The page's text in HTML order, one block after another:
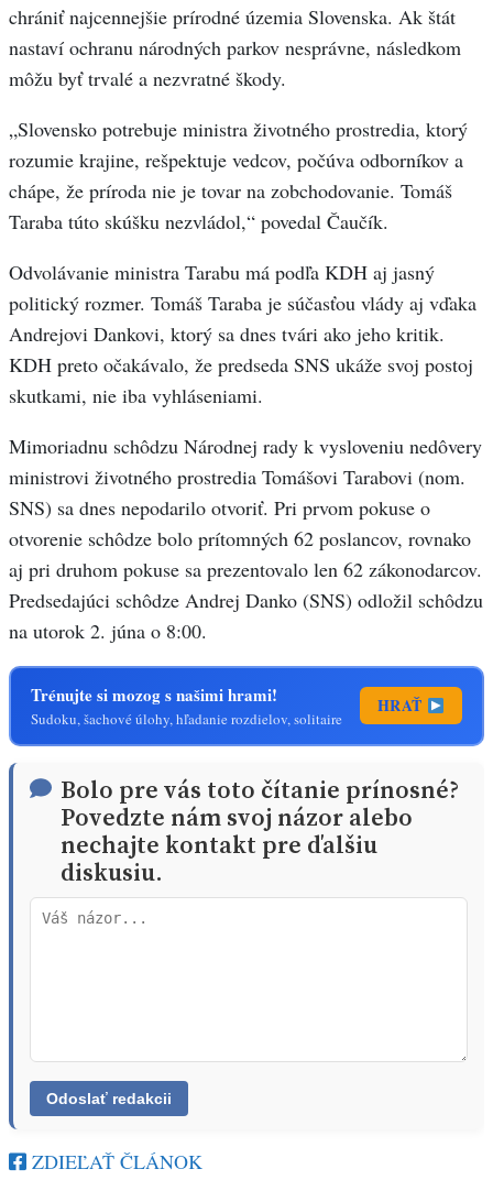
chrániť najcennejšie prírodné územia Slovenska. Ak štát
nastaví ochranu národných parkov nesprávne, následkom
môžu byť trvalé a nezvratné škody.
„Slovensko potrebuje ministra životného prostredia, ktorý
rozumie krajine, rešpektuje vedcov, počúva odborníkov a
chápe, že príroda nie je tovar na zobchodovanie. Tomáš
Taraba túto skúšku nezvládol,“ povedal Čaučík.
Odvolávanie ministra Tarabu má podľa KDH aj jasný
politický rozmer. Tomáš Taraba je súčasťou vlády aj vďaka
Andrejovi Dankovi, ktorý sa dnes tvári ako jeho kritik.
KDH preto očakávalo, že predseda SNS ukáže svoj postoj
skutkami, nie iba vyhláseniami.
Mimoriadnu schôdzu Národnej rady k vysloveniu nedôvery
ministrovi životného prostredia Tomášovi Tarabovi (nom.
SNS) sa dnes nepodarilo otvoriť. Pri prvom pokuse o
otvorenie schôdze bolo prítomných 62 poslancov, rovnako
aj pri druhom pokuse sa prezentovalo len 62 zákonodarcov.
Predsedajúci schôdze Andrej Danko (SNS) odložil schôdzu
na utorok 2. júna o 8:00.
Trénujte si mozog s našimi hrami!
Sudoku, šachové úlohy, hľadanie rozdielov, solitaire
HRAŤ
Bolo pre vás toto čítanie prínosné?
Povedzte nám svoj názor alebo
nechajte kontakt pre ďalšiu
diskusiu.
ZDIEĽAŤ ČLÁNOK